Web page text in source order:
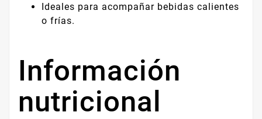
Ideales para acompañar bebidas calientes
o frías.
Información
nutricional